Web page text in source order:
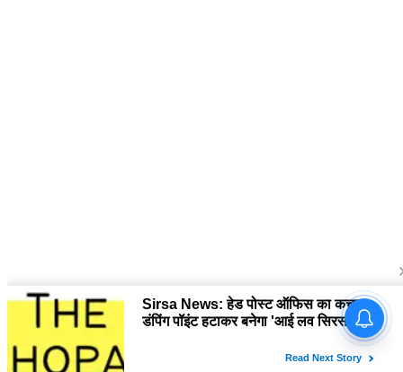
Follow Us
Copyright © 2026 The Chopal. All rights Reserved.